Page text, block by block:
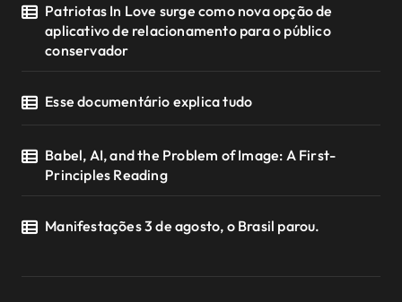
Patriotas In Love surge como nova opção de
aplicativo de relacionamento para o público
conservador
Esse documentário explica tudo
Babel, AI, and the Problem of Image: A First-
Principles Reading
Manifestações 3 de agosto, o Brasil parou.